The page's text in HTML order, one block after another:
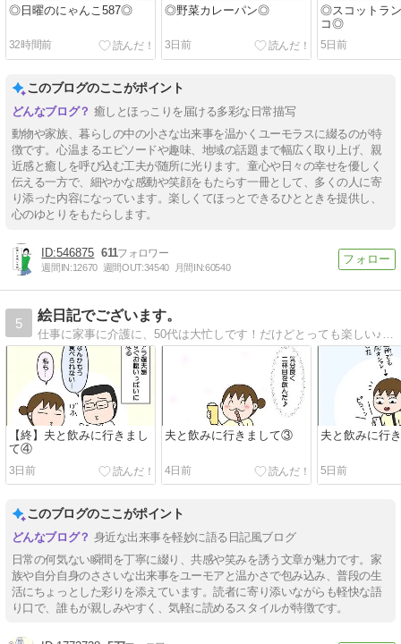
◎日曜のにゃんこ587◎
32時間前
◎野菜カレーパン◎
3日前
◎スコットラ
コ◎
5日前
このブログのここがポイント
癒しとほっこりを届ける多彩な日常描写
動物や家族、暮らしの中の小さな出来事を温かくユーモラスに綴るのが特
徴です。心温まるエピソードや趣味、地域の話題まで幅広く取り上げ、親
近感と癒しを呼び込む工夫が随所に光ります。童心や日々の幸せを優しく
伝える一方で、細やかな感動や笑顔をもたらす一冊として、多くの人に寄
り添った内容になっています。楽しくてほっとできるひとときを提供し、
心のゆとりをもたらします。
546875 611
週間IN:12670 週間OUT:34540 月間IN:60540
5
絵日記でございます。
【終】夫と飲みに行きまし
て④
3日前
夫と飲みに行きまして③
4日前
夫と飲みに行
5日前
このブログのここがポイント
身近な出来事を軽妙に語る日記風ブログ
日常の何気ない瞬間を丁寧に綴り、共感や笑みを誘う文章が魅力です。家
族や自分自身のささいな出来事をユーモアと温かさで包み込み、普段の生
活にちょっとした彩りを添えています。読者に寄り添いながらも軽快な語
り口で、誰もが親しみやすく、気軽に読めるスタイルが特徴です。